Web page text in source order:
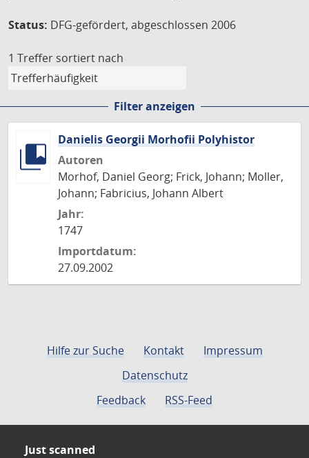
Status: DFG-gefördert, abgeschlossen 2006
1 Treffer sortiert nach
Filter anzeigen
Danielis Georgii Morhofii Polyhistor
Autoren
Morhof, Daniel Georg; Frick, Johann; Moller,
Johann; Fabricius, Johann Albert
Jahr:
1747
Importdatum:
27.09.2002
Hilfe zur Suche Kontakt
Impressum
Datenschutz
Feedback
RSS-Feed
Just scanned